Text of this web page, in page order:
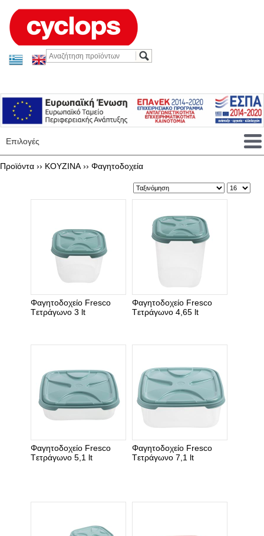
Επιλογές
Προϊόντα ›› KOYZINA›› Φαγητοδοχεία
Φαγητοδοχείο Fresco
Tετράγωνο 3 lt
Φαγητοδοχείο Fresco
Tετράγωνο 4,65 lt
Φαγητοδοχείο Fresco
Tετράγωνο 5,1 lt
Φαγητοδοχείο Fresco
Tετράγωνο 7,1 lt